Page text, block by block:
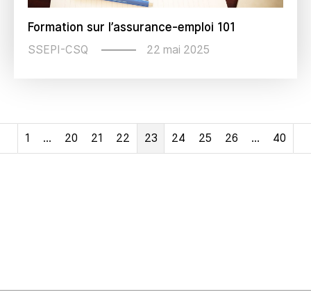
Formation sur l’assurance-emploi 101
SSEPI-CSQ 22 mai 2025
Précédent
1 … 20 21 22 23 24 25 26 … 40